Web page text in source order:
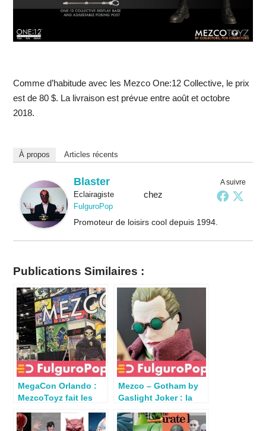
Comme d’habitude avec les Mezco One:12 Collective, le prix
est de 80 $. La livraison est prévue entre août et octobre
2018.
À propos Articles récents
A suivre
Blaster
Eclairagistechez
FulguroPop
Promoteur de loisirs cool depuis 1994.
Publications Similaires :
MegaCon Orlando :
MezcoToyz fait les
Mezco – Gotham by
Gaslight Joker : la